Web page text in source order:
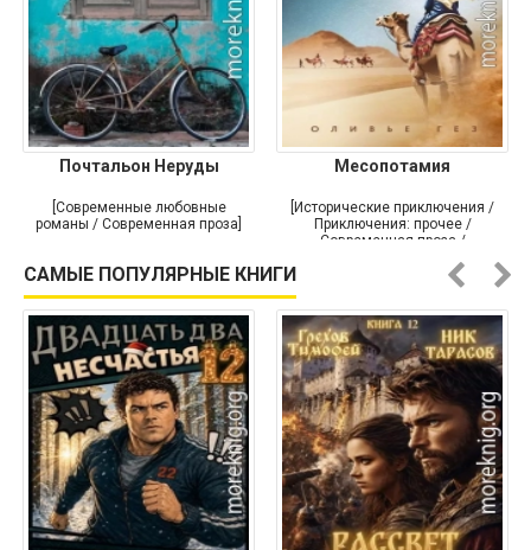
Почтальон Неруды
[Современные любовные
романы / Современная проза]
Месопотамия
[Исторические приключения /
Приключения: прочее /
Современная проза /
САМЫЕ ПОПУЛЯРНЫЕ КНИГИ